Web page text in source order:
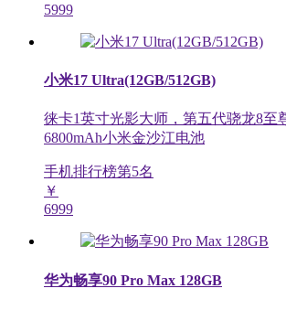
5999
小米17 Ultra(12GB/512GB)
徕卡1英寸光影大师，第五代骁龙8至
6800mAh小米金沙江电池
手机排行榜第5名
￥
6999
华为畅享90 Pro Max 128GB